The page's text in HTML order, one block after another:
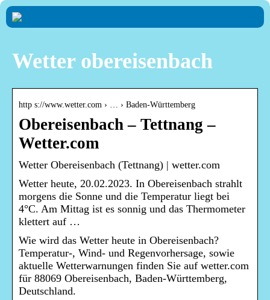
Wetter obereisenbach
http s://www.wetter.com › … › Baden-Württemberg
Obereisenbach – Tettnang –
Wetter.com
Wetter Obereisenbach (Tettnang) | wetter.com
Wetter heute, 20.02.2023. In Obereisenbach strahlt
morgens die Sonne und die Temperatur liegt bei
4°C. Am Mittag ist es sonnig und das Thermometer
klettert auf …
Wie wird das Wetter heute in Obereisenbach?
Temperatur-, Wind- und Regenvorhersage, sowie
aktuelle Wetterwarnungen finden Sie auf wetter.com
für 88069 Obereisenbach, Baden-Württemberg,
Deutschland.